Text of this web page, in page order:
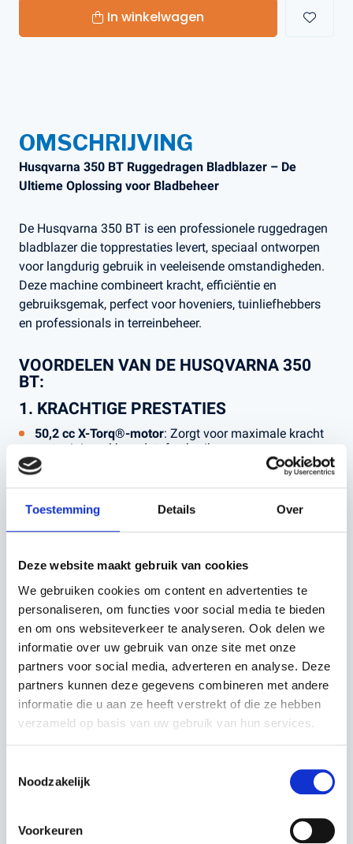
Toestemming Details Over
Deze website maakt gebruik van cookies
We gebruiken cookies om content en advertenties te
personaliseren, om functies voor social media te bieden
en om ons websiteverkeer te analyseren. Ook delen we
informatie over uw gebruik van onze site met onze
partners voor social media, adverteren en analyse. Deze
partners kunnen deze gegevens combineren met andere
informatie die u aan ze heeft verstrekt of die ze hebben
verzameld op basis van uw gebruik van hun services.
Noodzakelijk
Voorkeuren
In winkelwagen
OMSCHRIJVING
Husqvarna 350 BT Ruggedragen Bladblazer – De
Ultieme Oplossing voor Bladbeheer
De Husqvarna 350 BT is een professionele ruggedragen
bladblazer die topprestaties levert, speciaal ontworpen
voor langdurig gebruik in veeleisende omstandigheden.
Deze machine combineert kracht, efficiëntie en
gebruiksgemak, perfect voor hoveniers, tuinliefhebbers
en professionals in terreinbeheer.
VOORDELEN VAN DE HUSQVARNA 350
BT:
1. KRACHTIGE PRESTATIES
50,2 cc X-Torq®-motor: Zorgt voor maximale kracht
met minimaal brandstofverbruik.
Hoge luchtsnelheid
, ideaal voor het
Vermindert schadelijke emissies met tot
uitstootdan traditionele motoren.
Bespaart brandstof met een verbruik dat tot20%
lagerligt.
3. ERGONOMISCH ONTWERP
Comfortabel schouderharnas: Verstelbaar en
gevoerd, voor optimale gewichtsverdeling.
Anti-vibratiesysteem : Vermindert vermoeidheid bij
langdurig gebruik.
Gemakkelijk te starten